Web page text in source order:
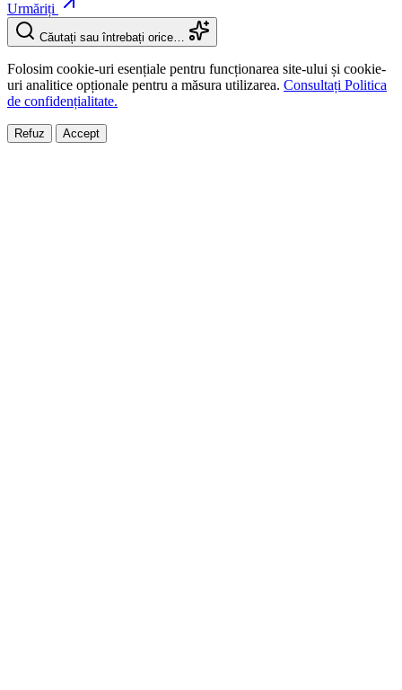
Urmăriți
Căutați sau întrebați orice…
Folosim cookie-uri esențiale pentru funcționarea site-ului și cookie-
uri analitice opționale pentru a măsura utilizarea. Consultați Politica
de confidențialitate.
Refuz Accept